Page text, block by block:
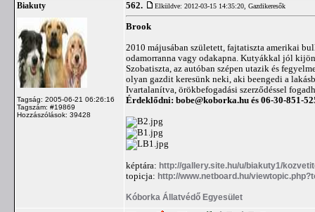
Biakuty
Tagság: 2005-06-21 06:26:16
Tagszám: #19869
Hozzászólások: 39428
562. Elküldve: 2012-03-15 14:35:20, Gazdikeresők
Brook
2010 májusában született, fajtatiszta amerikai
odamorranna vagy odakapna. Kutyákkal jól
Szobatiszta, az autóban szépen utazik és
olyan gazdit keresünk neki, aki beengedi a
Ivartalanítva, örökbefogadási szerződéssel
Érdeklődni: bobe@koborka.hu és 06-30-851-
képtára: http://gallery.site.hu/u/biakuty1/
topicja: http://www.netboard.hu/
Kóborka Állatvédő Egyesület